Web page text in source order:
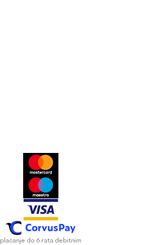
plaćanje do 6 rata debitnim